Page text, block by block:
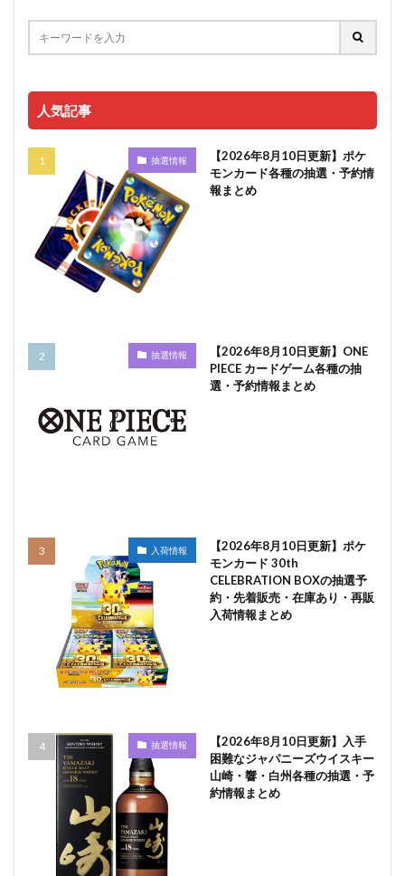
人気記事
抽選情報
【2026年8月10日更新】ポケ
モンカード各種の抽選・予約情
報まとめ
抽選情報
【2026年8月10日更新】ONE
PIECE カードゲーム各種の抽
選・予約情報まとめ
入荷情報
【2026年8月10日更新】ポケ
モンカード 30th
CELEBRATION BOXの抽選予
約・先着販売・在庫あり・再販
入荷情報まとめ
抽選情報
【2026年8月10日更新】入手
困難なジャパニーズウイスキー
山崎・響・白州各種の抽選・予
約情報まとめ